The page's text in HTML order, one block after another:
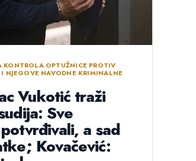
OPTUŽNICE PROTIV
NJEGOVE NAVODNE KRIMINALNE
Vukotić traži
Sve
a sad
Kovačević: